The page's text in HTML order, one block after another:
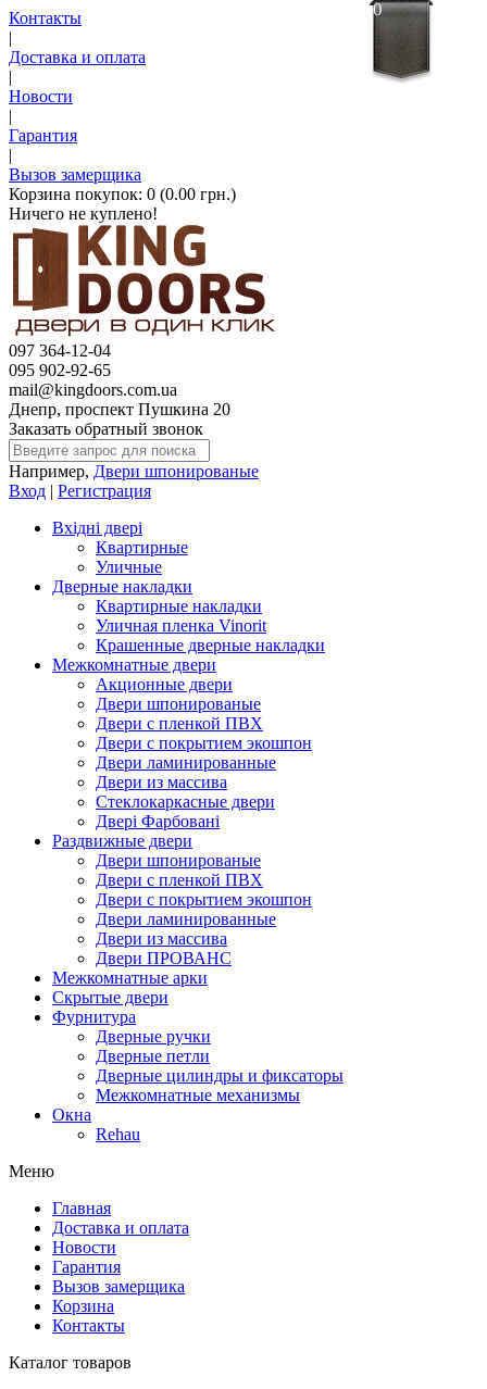
Контакты
|
Доставка и оплата
|
Новости
|
Гарантия
|
Вызов замерщика
Корзина покупок: 0 (0.00 грн.)
Ничего не куплено!
097 364-12-04
095 902-92-65
mail@kingdoors.com.ua
Днепр, проспект Пушкина 20
Заказать обратный звонок
Например, Двери шпонированые
Вход | Регистрация
Вхідні двері
Квартирные
Уличные
Дверные накладки
Квартирные накладки
Уличная пленка Vinorit
Крашенные дверные накладки
Межкомнатные двери
Акционные двери
Двери шпонированые
Двери с пленкой ПВХ
Двери с покрытием экошпон
Двери ламинированные
Двери из массива
Стеклокаркасные двери
Двері Фарбовані
Раздвижные двери
Двери шпонированые
Двери с пленкой ПВХ
Двери с покрытием экошпон
Двери ламинированные
Двери из массива
Двери ПРОВАНС
Межкомнатные арки
Скрытые двери
Фурнитура
Дверные ручки
Дверные петли
Дверные цилиндры и фиксаторы
Межкомнатные механизмы
Окна
Rehau
Меню
Главная
Доставка и оплата
Новости
Гарантия
Вызов замерщика
Корзина
Контакты
Каталог товаров
0